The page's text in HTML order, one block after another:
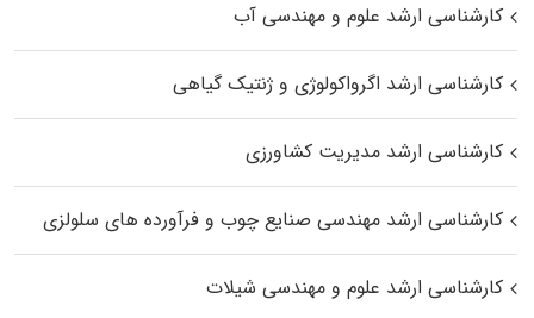
کارشناسی ارشد علوم و مهندسی آب
کارشناسی ارشد اگرواکولوژی و ژنتیک گیاهی
کارشناسی ارشد مدیریت کشاورزی
کارشناسی ارشد مهندسی صنایع چوب و فرآورده‌ های سلولزی
کارشناسی ارشد علوم و مهندسی شیلات